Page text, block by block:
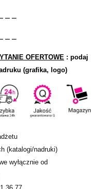
OFERTOWE : podaj
(grafika, logo)
(katalogi/nadruki)
wyłącznie od